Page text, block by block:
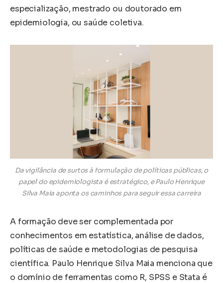
especialização, mestrado ou doutorado em
epidemiologia, ou saúde coletiva.
Da vigilância de surtos à formulação de políticas públicas, o
papel do epidemiologista é estratégico, e Paulo Henrique
Silva Maia aponta os caminhos para seguir essa carreira
A formação deve ser complementada por
conhecimentos em estatística, análise de dados,
políticas de saúde e metodologias de pesquisa
científica. Paulo Henrique Silva Maia menciona que
o domínio de ferramentas como R, SPSS e Stata é